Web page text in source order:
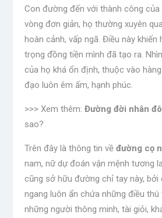
Con đường đến với thành công
vòng đơn giản, họ thường xuyên
hoàn cảnh, vấp ngã. Điều này khiến
trọng đồng tiền mình đã tạo ra.
của họ khá ổn định, thuộc vào
đạo luôn êm ấm, hạnh phúc.
>>> Xem thêm: Đường đời nhân
sao?
Trên đây là thông tin về đường cọ
nam, nữ dự đoán vận mệnh tương
cũng sở hữu đường chỉ tay này,
ngang luôn ẩn chứa những điều
những người thông minh, tài giỏi,